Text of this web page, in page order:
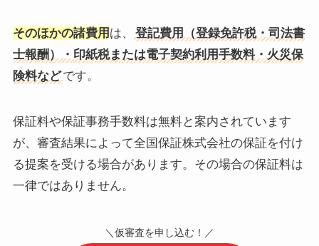
そのほかの諸費用 は、
登記費用（登録免許税・司法書
士報酬）・印紙税または電子契約利用手数料・火災保
険料などです。
保証料や保証事務手数料は無料と案内されています
が、審査結果によって全国保証株式会社の保証を付け
る提案を受ける場合があります。その場合の保証料は
一律ではありません。
＼仮審査を申し込む！／